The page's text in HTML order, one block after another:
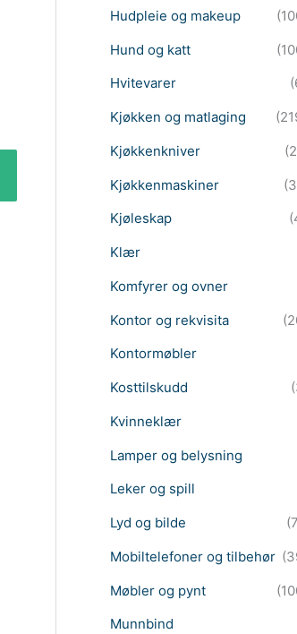
Hudpleie og makeup
Hund og katt
Hvitevarer
Kjøkken og matlaging
Kjøkkenkniver
Kjøkkenmaskiner
Kjøleskap
Klær
Komfyrer og ovner
Kontor og rekvisita
Kontormøbler
Kosttilskudd
Kvinneklær
Lamper og belysning
Leker og spill
Lyd og bilde
Mobiltelefoner og tilbehør
Møbler og pynt
Munnbind